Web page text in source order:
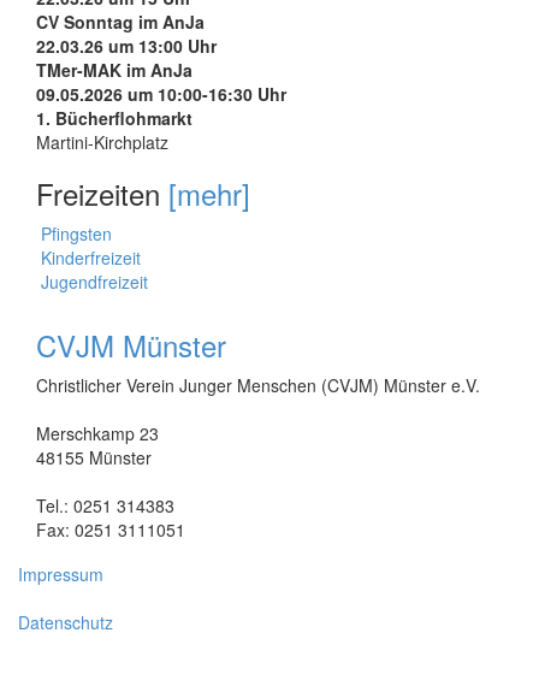
CV Sonntag im AnJa
22.03.26 um 13:00 Uhr
TMer-MAK im AnJa
09.05.2026 um 10:00-16:30 Uhr
1. Bücherflohmarkt
Martini-Kirchplatz
Freizeiten [mehr]
Pfingsten
Kinderfreizeit
Jugendfreizeit
CVJM Münster
Christlicher Verein Junger Menschen (CVJM) Münster e.V.
Merschkamp 23
48155 Münster
Tel.: 0251 314383
Fax: 0251 3111051
Impressum
Datenschutz